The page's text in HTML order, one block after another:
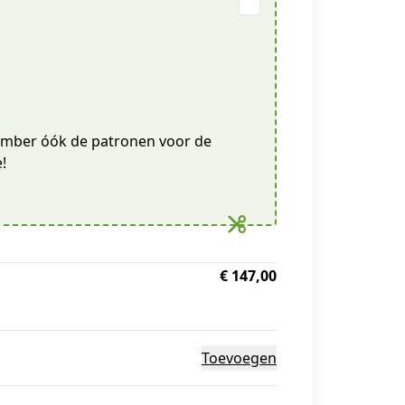
óók de patronen voor de
€ 147,00
Toevoegen